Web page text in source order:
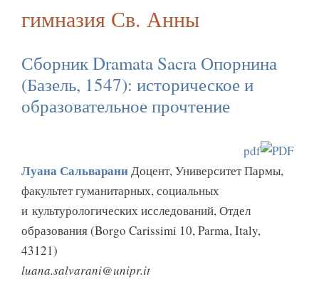
гимназия Св. Анны
Сборник Dramata Sacra Опорнина
(Базель, 1547): историческое и
образовательное прочтение
pdf
Луана СальвараниДоцент, Университет Пармы,
факультет гуманитарных, социальных
и культурологических исследований, Отдел
образования (Borgo Carissimi 10, Parma, Italy,
43121)
luana.salvarani@unipr.it